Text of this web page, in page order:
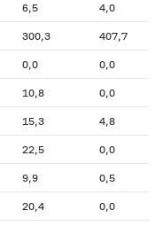
6,5 4,0
300,3 407,7
0,0 0,0
10,8 0,0
15,3 4,8
22,5 0,0
9,9 0,5
20,4 0,0